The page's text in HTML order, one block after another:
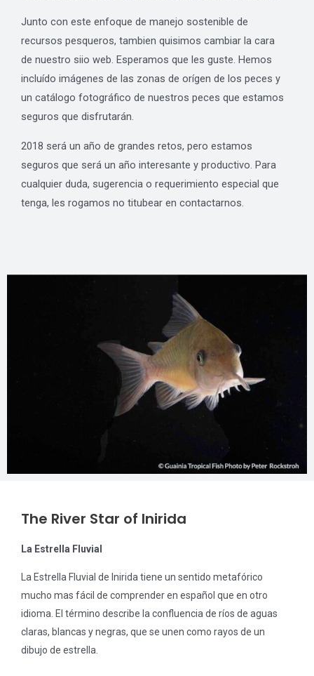
Junto con este enfoque de manejo sostenible de
recursos pesqueros, tambien quisimos cambiar la cara
de nuestro siio web. Esperamos que les guste. Hemos
incluído imágenes de las zonas de orígen de los peces y
un catálogo fotográfico de nuestros peces que estamos
seguros que disfrutarán.
2018 será un año de grandes retos, pero estamos
seguros que será un año interesante y productivo. Para
cualquier duda, sugerencia o requerimiento especial que
tenga, les rogamos no titubear en contactarnos.
The River Star of Inirida​
La Estrella Fluvial
La Estrella Fluvial de Inirida tiene un sentido metafórico
mucho mas fácil de comprender en español que en otro
idioma. El término describe la confluencia de ríos de aguas
claras, blancas y negras, que se unen como rayos de un
dibujo de estrella.